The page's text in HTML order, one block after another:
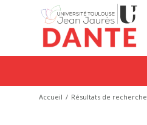
Accueil Résultats de recherche